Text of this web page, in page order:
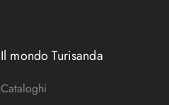
Il mondo Turisanda
Cataloghi